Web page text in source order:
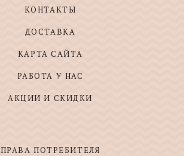
КОНТАКТЫ
ДОСТАВКА
КАРТА САЙТА
РАБОТА У НАС
АКЦИИ И СКИДКИ
ПРАВА ПОТРЕБИТЕЛЯ